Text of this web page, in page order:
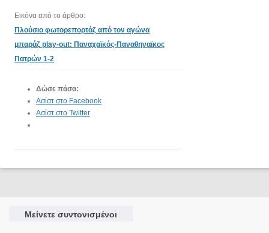
Εικόνα από το άρθρο:
Πλούσιο φωτορεπορτάζ από τον αγώνα
μπαράζ play-out: Παναχαϊκός-Παναθηναϊκος
Πατρών 1-2
Δώσε πάσα:
Ασίστ στο Facebook
Ασίστ στο Twitter
Μείνετε συντονισμένοι